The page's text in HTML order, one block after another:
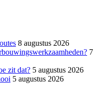
8 augustus 2026
7
zit dat? 5 augustus 2026
5 augustus 2026